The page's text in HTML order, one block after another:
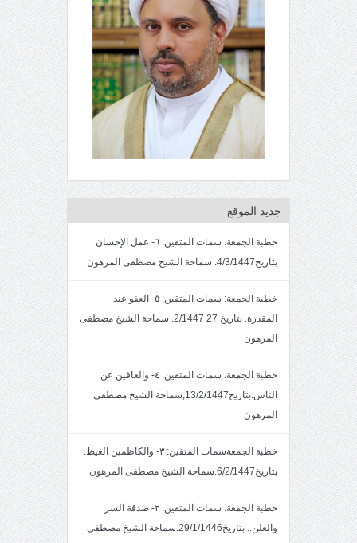
جديد الموقع
خطبة الجمعة: سمات المتقين: ٦- عمل الإحسان
بتاريخ4/3/1447. سماحة الشيخ مصطفى المرهون
خطبة الجمعة: سمات المتقين: ٥- العفو عند
المقدرة. بتاريخ 27 2/1447. سماحة الشيخ مصطفى
المرهون
خطبة الجمعة: سمات المتقين: ٤- والعافين عن
الناس.بتاريخ13/2/1447,سماحة الشيخ مصطفى
المرهون
خطبة الجمعةسمات المتقين: ٣- والكاظمين الغيظ.
بتاريخ6/2/1447.سماحة الشيخ مصطفى المرهون
خطبة الجمعة: سمات المتقين: ٢- صدقة السر
والعلن.. بتاريخ29/1/1446.سماحة الشيخ مصطفى